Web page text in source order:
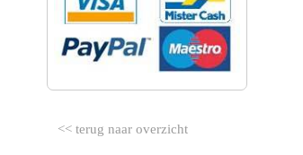
<< terug naar overzicht